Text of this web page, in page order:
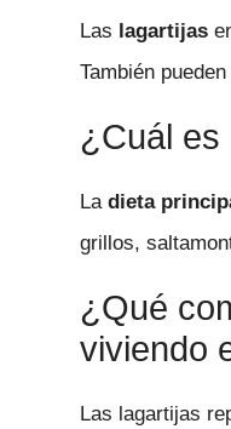
Las lagartijas
También
¿Cuál es
Ladieta
grillos,
¿Qué
viviendo
Las lagartijas